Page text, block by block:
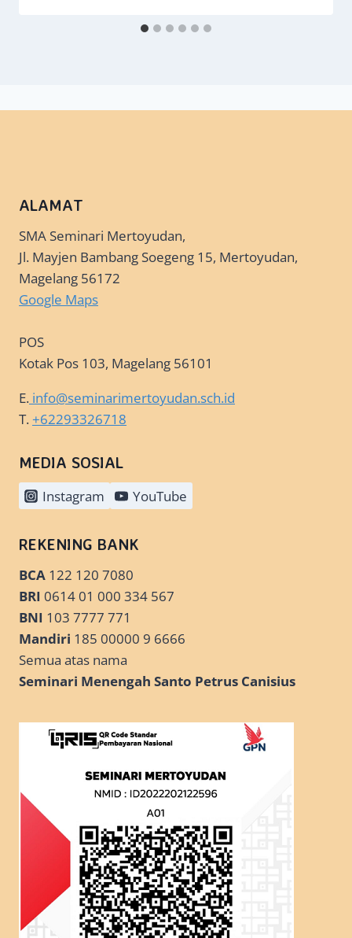
ALAMAT
SMA Seminari Mertoyudan,
Jl. Mayjen Bambang Soegeng 15, Mertoyudan,
Magelang 56172
Google Maps
POS
Kotak Pos 103, Magelang 56101
E. info@seminarimertoyudan.sch.id
T.+62293326718
MEDIA SOSIAL
Instagram YouTube
REKENING BANK
BCA 122 120 7080
BRI 0614 01 000 334 567
BNI 103 7777 771
Mandiri 185 00000 9 6666
Semua atas nama
Seminari Menengah Santo Petrus Canisius